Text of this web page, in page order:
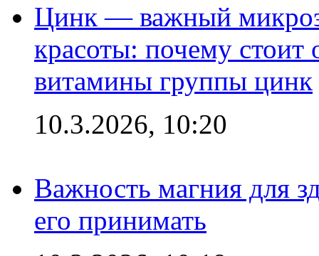
Цинк — важный
красоты: почему стоит
витамины группы цинк
10.3.2026, 10:20
Важность магния для
его принимать